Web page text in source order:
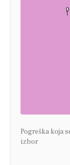
Pogreška koja
izbor